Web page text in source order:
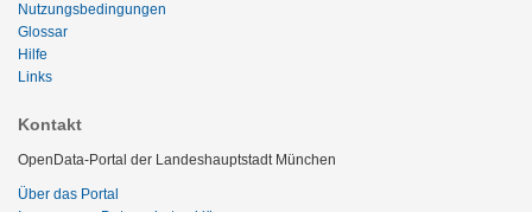
Nutzungsbedingungen
Glossar
Hilfe
Links
Kontakt
OpenData-Portal der Landeshauptstadt München
Über das Portal